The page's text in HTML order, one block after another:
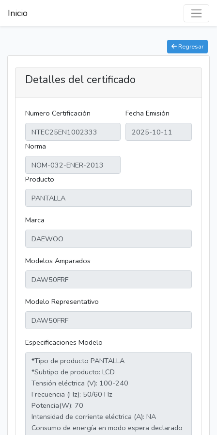
Inicio
Regresar
Detalles del certificado
Numero Certificación Fecha Emisión
Norma
Producto
Marca
Modelos Amparados
Modelo Representativo
Especificaciones Modelo